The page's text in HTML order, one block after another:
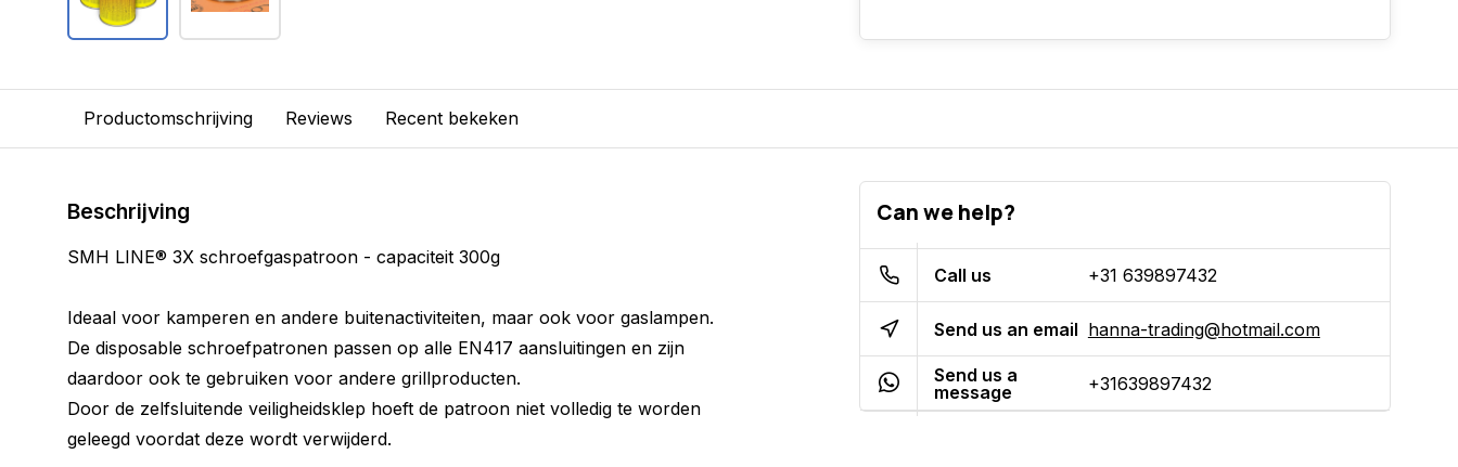
Productomschrijving Reviews Recent bekeken
Beschrijving
SMH LINE® 3X schroefgaspatroon - capaciteit 300g
Ideaal voor kamperen en andere buitenactiviteiten, maar ook voor gaslampen.
De disposable schroefpatronen passen op alle EN417 aansluitingen en zijn
daardoor ook te gebruiken voor andere grillproducten.
Door de zelfsluitende veiligheidsklep hoeft de patroon niet volledig te worden
geleegd voordat deze wordt verwijderd.
Can we help?
Call us +31 639897432
Send us an email hanna-trading@hotmail.com
Send us a
message
+31639897432